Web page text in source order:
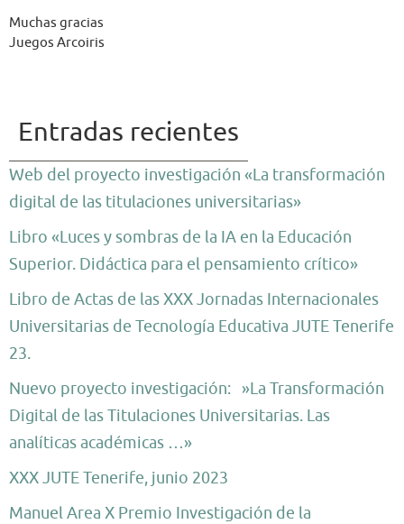
Muchas gracias
Juegos Arcoiris
Entradas recientes
Web del proyecto investigación «La transformación
digital de las titulaciones universitarias»
Libro «Luces y sombras de la IA en la Educación
Superior. Didáctica para el pensamiento crítico»
Libro de Actas de las XXX Jornadas Internacionales
Universitarias de Tecnología Educativa JUTE Tenerife
23.
Nuevo proyecto investigación: »La Transformación
Digital de las Titulaciones Universitarias. Las
analíticas académicas …»
XXX JUTE Tenerife, junio 2023
Manuel Area X Premio Investigación de la